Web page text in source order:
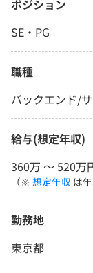
ポジション
SE・PG
職種
バックエンド/
給与(想定年収)
360万 〜 520万
（※ 想定年収 は
勤務地
東京都